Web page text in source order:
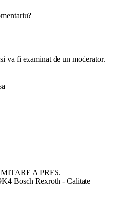
va fi examinat de un moderator.